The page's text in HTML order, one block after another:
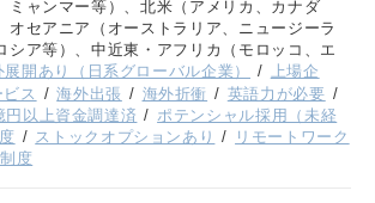
ャンマー等）、北米（アメリカ、カナダ
セアニア（オーストラリア、ニュージーラ
ア等）、中近東・アフリカ（モロッコ、エ
展開あり（日系グローバル企業）
上場企
ス 海外出張 海外折衝
英語力が必要
円以上資金調達済
ポテンシャル採用（未経
ストックオプションあり
リモートワーク
度